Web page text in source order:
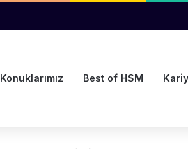
Konuklarımız Best of HSM